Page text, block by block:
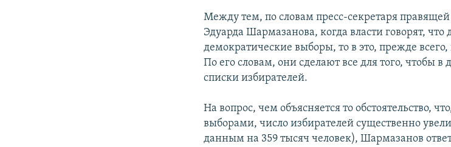
Между тем, по словам пресс-секретаря
Эдуарда Шармазанова, когда власти говорят, что
демократические выборы, то в это, прежде
По его словам, они сделают все для того, чтобы
списки избирателей.
На вопрос, чем объясняется то обстоятельство,
выборами, число избирателей существенно
данным на 359 тысяч человек), Шармазанов